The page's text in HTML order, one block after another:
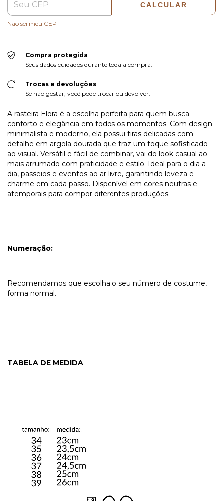
CALCULAR
Não sei meu CEP
Compra protegida
Seus dados cuidados durante toda a compra.
Trocas e devoluções
Se não gostar, você pode trocar ou devolver.
A rasteira Elora é a escolha perfeita para quem busca
conforto e elegância em todos os momentos. Com design
minimalista e moderno, ela possui tiras delicadas com
detalhe em argola dourada que traz um toque sofisticado
ao visual. Versátil e fácil de combinar, vai do look casual ao
mais arrumado com praticidade e estilo. Ideal para o dia a
dia, passeios e eventos ao ar livre, garantindo leveza e
charme em cada passo. Disponível em cores neutras e
atemporais para compor diferentes produções.
Numeração:
Recomendamos que escolha o seu número de costume,
forma normal.
TABELA DE MEDIDA